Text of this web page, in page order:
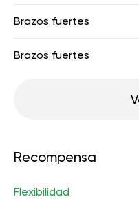
Brazos fuertes
Brazos fuertes
Recompensa
Flexibilidad